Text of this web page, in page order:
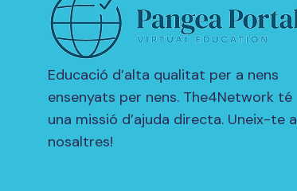
Educació d’alta qualitat per a nens
ensenyats per nens. The4Network té
una missió d’ajuda directa. Uneix-te a
nosaltres!